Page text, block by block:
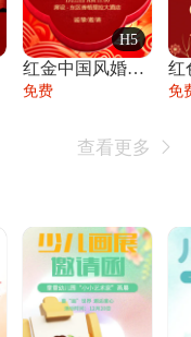
H5
红金中国风婚礼请柬出阁喜宴嫁女请帖出阁宴
免费 免
查看更多 